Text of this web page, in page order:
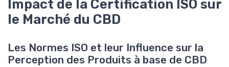
Impact de la Certification ISO sur
le Marché du CBD
Les Normes ISO et leur Influence sur la
Perception des Produits à base de CBD